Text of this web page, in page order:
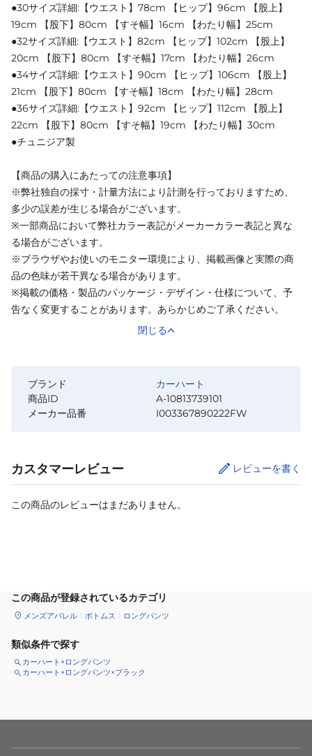
●30サイズ詳細:【ウエスト】78cm 【ヒップ】96cm 【股上】
19cm 【股下】80cm 【すそ幅】16cm 【わたり幅】25cm
●32サイズ詳細:【ウエスト】82cm 【ヒップ】102cm 【股上】
20cm 【股下】80cm 【すそ幅】17cm 【わたり幅】26cm
●34サイズ詳細:【ウエスト】90cm 【ヒップ】106cm 【股上】
21cm 【股下】80cm 【すそ幅】18cm 【わたり幅】28cm
●36サイズ詳細:【ウエスト】92cm 【ヒップ】112cm 【股上】
22cm 【股下】80cm 【すそ幅】19cm 【わたり幅】30cm
●チュニジア製
【商品の購入にあたっての注意事項】
※弊社独自の採寸・計量方法により計測を行っておりますため、
多少の誤差が生じる場合がございます。
※一部商品において弊社カラー表記がメーカーカラー表記と異な
る場合がございます。
※ブラウザやお使いのモニター環境により、掲載画像と実際の商
品の色味が若干異なる場合があります。
※掲載の価格・製品のパッケージ・デザイン・仕様について、予
告なく変更することがあります。あらかじめご了承ください。
閉じる
ブランド
カーハート
商品ID
A-10813739101
メーカー品番
I003367890222FW
カスタマーレビュー レビューを書く
この商品のレビューはまだありません。
この商品が登録されているカテゴリ
メンズアパレル ボトムス ロングパンツ
類似条件で探す
カーハート×ロングパンツ
カーハート×ロングパンツ×ブラック